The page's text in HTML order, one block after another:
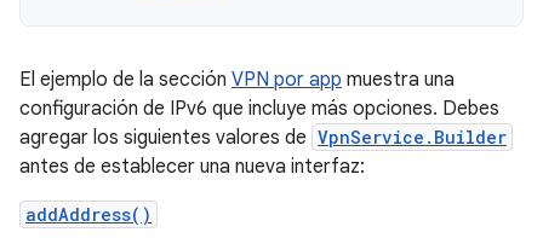
El ejemplo de la sección VPN por app muestra una
configuración de IPv6 que incluye más opciones. Debes
agregar los siguientes valores de VpnService.Builder
antes de establecer una nueva interfaz:
addAddress()